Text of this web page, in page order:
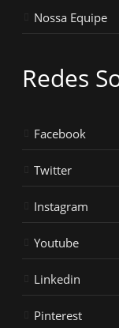
Nossa Equipe
Redes
Facebook
Twitter
Instagram
Youtube
Linkedin
Pinterest